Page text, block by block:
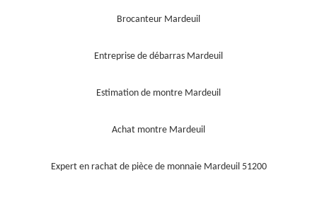
Brocanteur Mardeuil
Entreprise de débarras Mardeuil
Estimation de montre Mardeuil
Achat montre Mardeuil
Expert en rachat de pièce de monnaie Mardeuil 51200